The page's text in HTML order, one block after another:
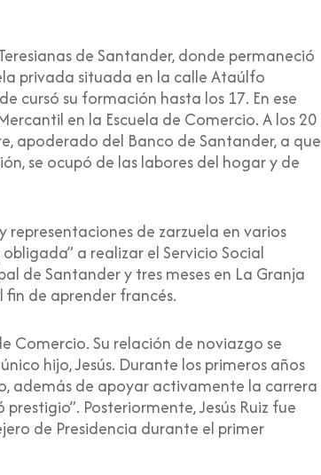
de Santander, donde permaneció
privada situada en la calle Ataúlfo
cursó su formación hasta los 17. En ese
en la Escuela de Comercio. A los 20
apoderado del Banco de Santander, a que
se ocupó de las labores del hogar y de
de zarzuela en varios
a realizar el Servicio Social
de Santander y tres meses en La Granja
de aprender francés.
Comercio. Su relación de noviazgo se
hijo, Jesús. Durante los primeros años
además de apoyar activamente la carrera
Posteriormente, Jesús Ruiz fue
de Presidencia durante el primer